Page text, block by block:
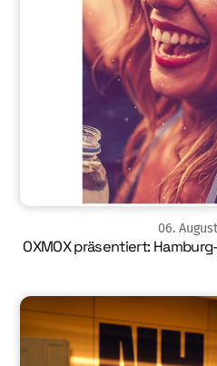
06. August
OXMOX präsentiert: